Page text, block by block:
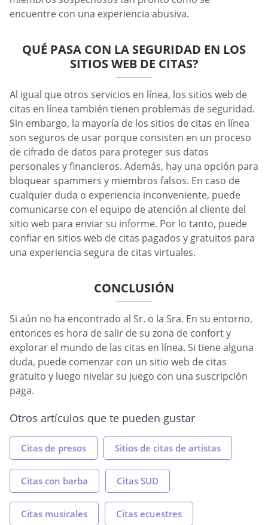
encuentre con una experiencia abusiva.
QUÉ PASA CON LA SEGURIDAD EN LOS
SITIOS WEB DE CITAS?
Al igual que otros servicios en línea, los sitios web de
citas en línea también tienen problemas de seguridad.
Sin embargo, la mayoría de los sitios de citas en línea
son seguros de usar porque consisten en un proceso
de cifrado de datos para proteger sus datos
personales y financieros. Además, hay una opción para
bloquear spammers y miembros falsos. En caso de
cualquier duda o experiencia inconveniente, puede
comunicarse con el equipo de atención al cliente del
sitio web para enviar su informe. Por lo tanto, puede
confiar en sitios web de citas pagados y gratuitos para
una experiencia segura de citas virtuales.
CONCLUSIÓN
Si aún no ha encontrado al Sr. o la Sra. En su entorno,
entonces es hora de salir de su zona de confort y
explorar el mundo de las citas en línea. Si tiene alguna
duda, puede comenzar con un sitio web de citas
gratuito y luego nivelar su juego con una suscripción
paga.
Otros artículos que te pueden gustar
Citas de presos Sitios de citas de artistas
Citas con barba Citas SUD
Citas musicales Citas ecuestres